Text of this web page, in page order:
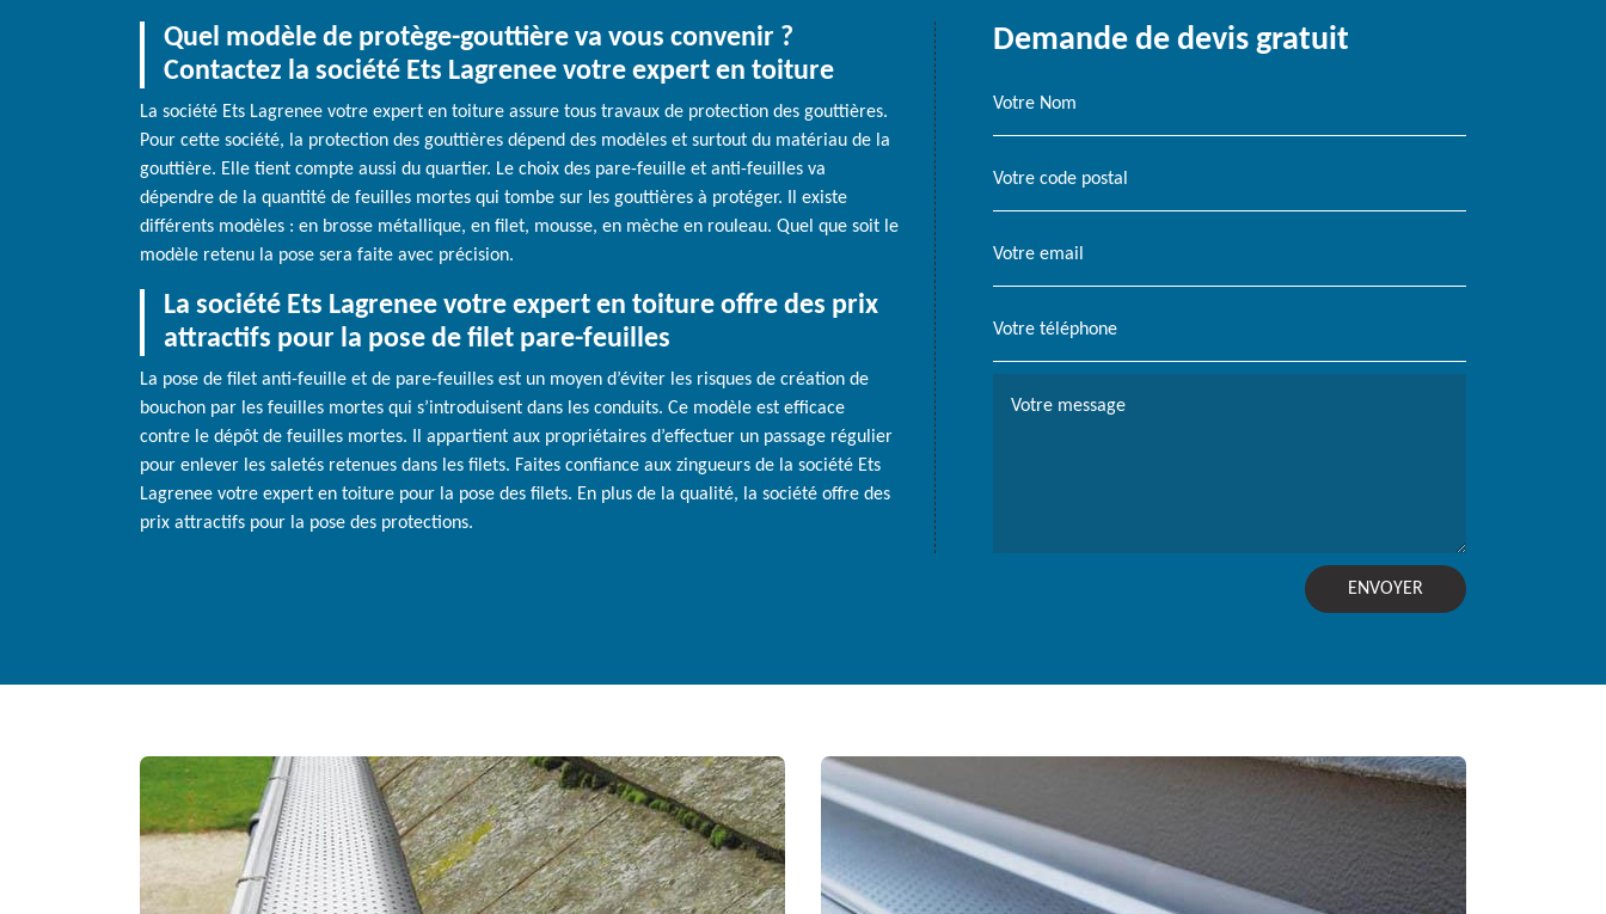
Quel modèle de protège-gouttière va vous convenir ?
Contactez la société Ets Lagrenee votre expert en toiture
La société Ets Lagrenee votre expert en toiture assure tous travaux de protection des gouttières.
Pour cette société, la protection des gouttières dépend des modèles et surtout du matériau de la
gouttière. Elle tient compte aussi du quartier. Le choix des pare-feuille et anti-feuilles va
dépendre de la quantité de feuilles mortes qui tombe sur les gouttières à protéger. Il existe
différents modèles : en brosse métallique, en filet, mousse, en mèche en rouleau. Quel que soit le
modèle retenu la pose sera faite avec précision.
La société Ets Lagrenee votre expert en toiture offre des prix
attractifs pour la pose de filet pare-feuilles
La pose de filet anti-feuille et de pare-feuilles est un moyen d’éviter les risques de création de
bouchon par les feuilles mortes qui s’introduisent dans les conduits. Ce modèle est efficace
contre le dépôt de feuilles mortes. Il appartient aux propriétaires d’effectuer un passage régulier
pour enlever les saletés retenues dans les filets. Faites confiance aux zingueurs de la société Ets
Lagrenee votre expert en toiture pour la pose des filets. En plus de la qualité, la société offre des
prix attractifs pour la pose des protections.
Demande de devis gratuit